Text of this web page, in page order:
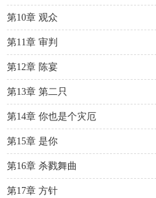
第10章 观众
第11章 审判
第12章 陈宴
第13章 第二只
第14章 你也是个灾厄
第15章 是你
第16章 杀戮舞曲
第17章 方针